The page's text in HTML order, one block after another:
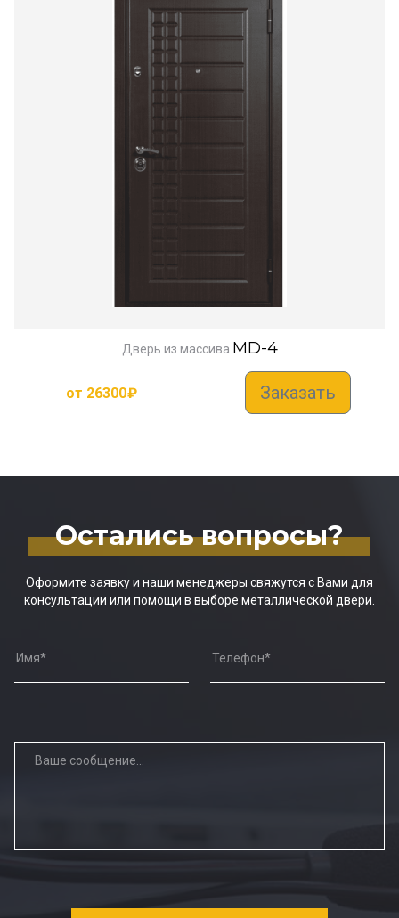
Дверь из массива MD-4
от 26300₽ Заказать
Остались вопросы?
Оформите заявку и наши менеджеры свяжутся с Вами для
консультации или помощи в выборе металлической двери.